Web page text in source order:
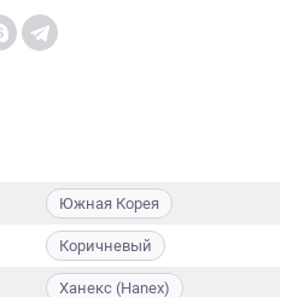
Южная Корея
Коричневый
Ханекс (Hanex)